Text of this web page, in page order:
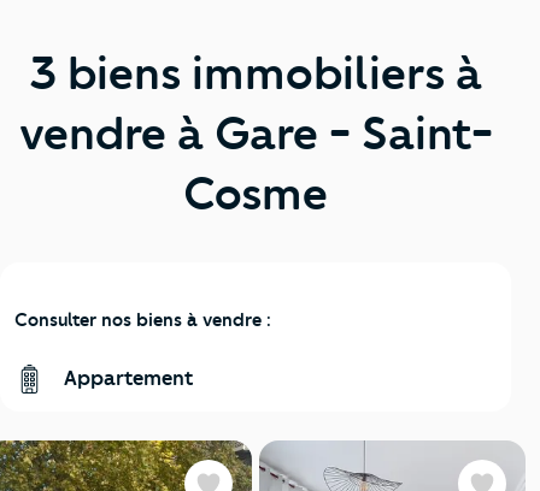
3 biens immobiliers à
vendre à Gare - Saint-
Cosme
Consulter nos biens à vendre :
Appartement